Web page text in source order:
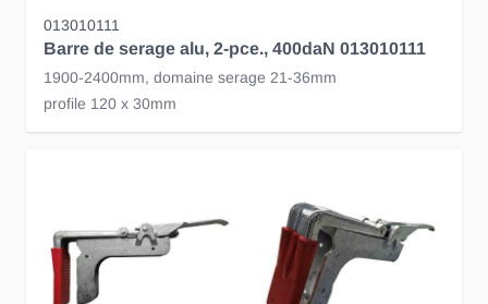
013010111
Barre de serage alu, 2-pce., 400daN 013010111
1900-2400mm, domaine serage 21-36mm
profile 120 x 30mm